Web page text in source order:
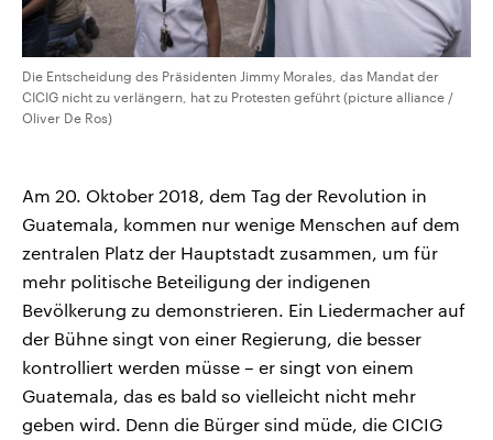
Die Entscheidung des Präsidenten Jimmy Morales, das Mandat der
CICIG nicht zu verlängern, hat zu Protesten geführt (picture alliance /
Oliver De Ros)
Am 20. Oktober 2018, dem Tag der Revolution in
Guatemala, kommen nur wenige Menschen auf dem
zentralen Platz der Hauptstadt zusammen, um für
mehr politische Beteiligung der indigenen
Bevölkerung zu demonstrieren. Ein Liedermacher auf
der Bühne singt von einer Regierung, die besser
kontrolliert werden müsse – er singt von einem
Guatemala, das es bald so vielleicht nicht mehr
geben wird. Denn die Bürger sind müde, die CICIG